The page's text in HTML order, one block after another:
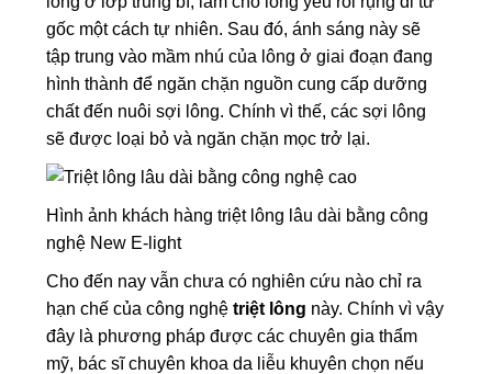
gốc một cách tự nhiên. Sau đó, ánh sáng này sẽ
tập trung vào mầm nhú của lông ở giai đoạn đang
hình thành để ngăn chặn nguồn cung cấp dưỡng
chất đến nuôi sợi lông. Chính vì thế, các sợi lông
sẽ được loại bỏ và ngăn chặn mọc trở lại.
Hình ảnh khách hàng triệt lông lâu dài bằng công
nghệ New E-light
Cho đến nay vẫn chưa có nghiên cứu nào chỉ ra
hạn chế của công nghệtriệt lông này. Chính vì vậy
đây là phương pháp được các chuyên gia thẩm
mỹ, bác sĩ chuyên khoa da liễu khuyên chọn nếu